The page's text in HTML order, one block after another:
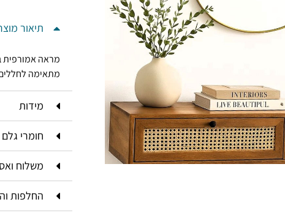
תיאור
מראה אמורפית
מתאימה
מידות
חומרי גלם
משלוח
החלפות